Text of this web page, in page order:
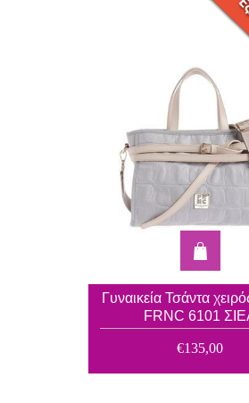
Γυναικεία Τσάντα
FRNC 6101
€135,00